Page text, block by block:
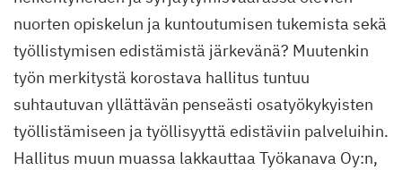
nuorten opiskelun ja kuntoutumisen tukemista sekä
työllistymisen edistämistä järkevänä? Muutenkin
työn merkitystä korostava hallitus tuntuu
suhtautuvan yllättävän penseästi osatyökykyisten
työllistämiseen ja työllisyyttä edistäviin palveluihin.
Hallitus muun muassa lakkauttaa Työkanava Oy:n,